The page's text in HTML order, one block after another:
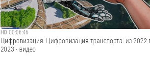
HD 00:06:46
Цифровизация: Цифровизация транспорта: из 2022
2023 - видео